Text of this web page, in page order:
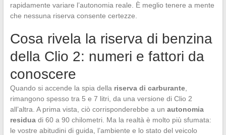
rapidamente variare l’autonomia reale. È meglio tenere a mente
che nessuna riserva consente certezze.
Cosa rivela la riserva di benzina
della Clio 2: numeri e fattori da
conoscere
Quando si accende la spia della riserva di carburante,
rimangono spesso tra 5 e 7 litri, da una versione di Clio 2
all’altra. A prima vista, ciò corrisponderebbe a un autonomia
residuadi 60 a 90 chilometri. Ma la realtà è molto più sfumata:
le vostre abitudini di guida, l’ambiente e lo stato del veicolo